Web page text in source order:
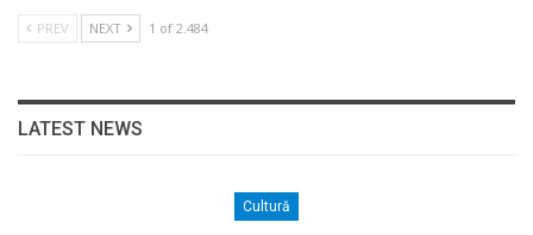
PREV NEXT 1 of 2.484
LATEST NEWS
Cultură